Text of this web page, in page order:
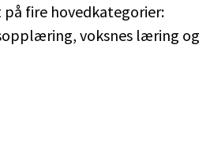
fire hovedkategorier:
voksnes læring og